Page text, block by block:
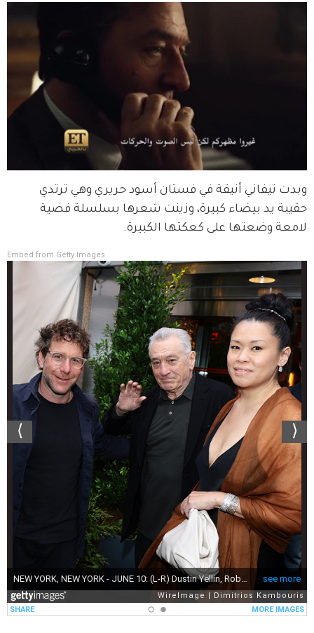
وبدت تيفاني أنيقة في فستان أسود حريري وهي ترتدي
حقيبة يد بيضاء كبيرة، وزينت شعرها بسلسلة فضية
لامعة وضعتها على كعكتها الكبيرة.
Embed from Getty Images